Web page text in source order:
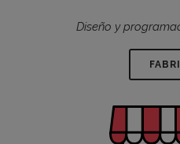
Diseño y